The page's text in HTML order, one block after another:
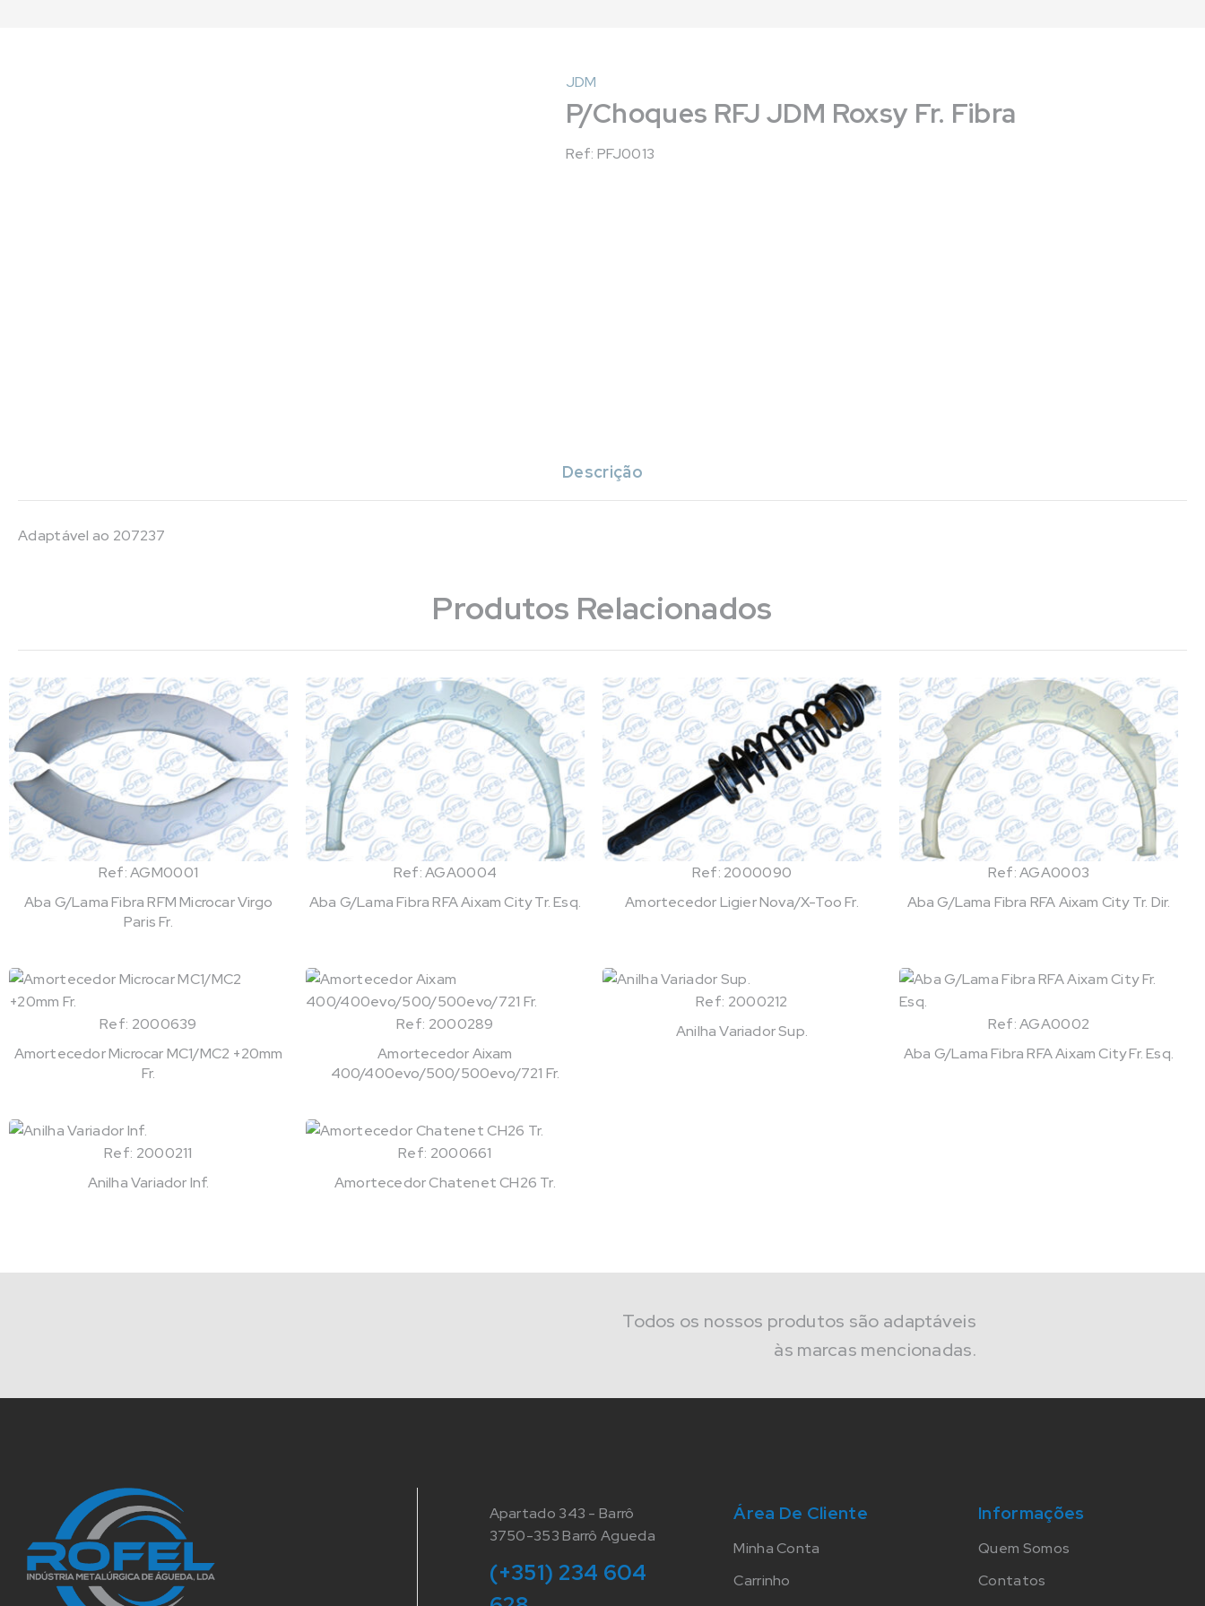
JDM
P/Choques RFJ JDM Roxsy Fr. Fibra
Ref: PFJ0013
Descrição
Adaptável ao 207237
Produtos Relacionados
Ref: AGM0001
Aba G/Lama Fibra RFM Microcar Virgo
Paris Fr.
Ref: AGA0004
Aba G/Lama Fibra RFA Aixam City Tr. Esq.
Ref: 2000090
Amortecedor Ligier Nova/X-Too Fr.
Ref: AGA0003
Aba G/Lama Fibra RFA Aixam City Tr. Dir.
Ref: 2000639
Amortecedor Microcar MC1/MC2 +20mm
Fr.
Ref: 2000289
Amortecedor Aixam
400/400evo/500/500evo/721 Fr.
Ref: 2000212
Anilha Variador Sup.
Ref: AGA0002
Aba G/Lama Fibra RFA Aixam City Fr. Esq.
Ref: 2000211
Anilha Variador Inf.
Ref: 2000661
Amortecedor Chatenet CH26 Tr.
Todos os nossos produtos são adaptáveis
às marcas mencionadas.
Apartado 343 - Barrô
3750-353 Barrô Agueda
(+351) 234 604
Área De Cliente
Minha Conta
Carrinho
Informações
Quem Somos
Contatos